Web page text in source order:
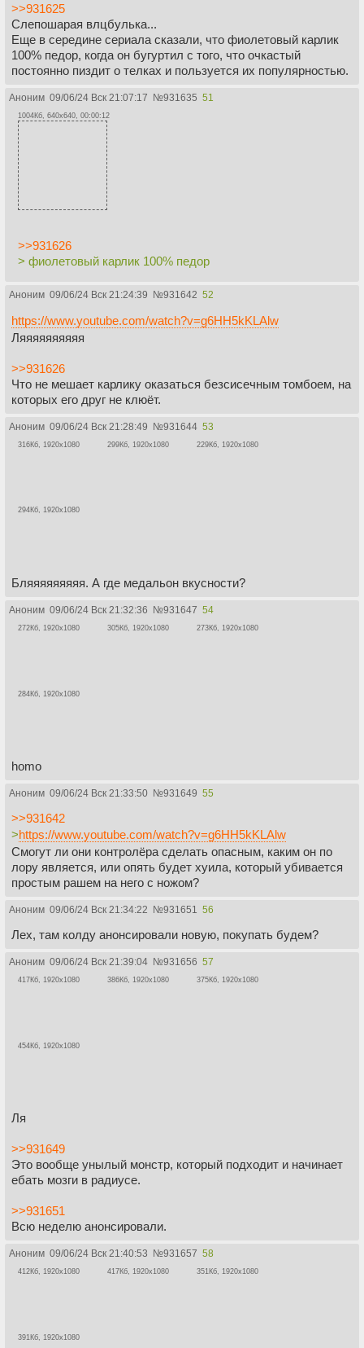
>>931625
Слепошарая влцбулька...
Еще в середине сериала сказали, что фиолетовый карлик
100% педор, когда он бугуртил с того, что очкастый
постоянно пиздит о телках и пользуется их популярностью.
Аноним 09/06/24 Вск 21:07:17 №931635 51
1004Кб, 640x640, 00:00:12
>>931626
> фиолетовый карлик 100% педор
Аноним 09/06/24 Вск 21:24:39 №931642 52
https://www.youtube.com/watch?v=g6HH5kKLAlw
Ляяяяяяяяяя
>>931626
Что не мешает карлику оказаться безсисечным томбоем, на
которых его друг не клюёт.
Аноним 09/06/24 Вск 21:28:49 №931644 53
316Кб, 1920x1080 299Кб, 1920x1080 229Кб, 1920x1080
294Кб, 1920x1080
Бляяяяяяяяя. А где медальон вкусности?
Аноним 09/06/24 Вск 21:32:36 №931647 54
272Кб, 1920x1080 305Кб, 1920x1080 273Кб, 1920x1080
284Кб, 1920x1080
homo
Аноним 09/06/24 Вск 21:33:50 №931649 55
>>931642
>https://www.youtube.com/watch?v=g6HH5kKLAlw
Смогут ли они контролёра сделать опасным, каким он по
лору является, или опять будет хуила, который убивается
простым рашем на него с ножом?
Аноним 09/06/24 Вск 21:34:22 №931651 56
Лех, там колду анонсировали новую, покупать будем?
Аноним 09/06/24 Вск 21:39:04 №931656 57
417Кб, 1920x1080 386Кб, 1920x1080 375Кб, 1920x1080
454Кб, 1920x1080
Ля
>>931649
Это вообще унылый монстр, который подходит и начинает
ебать мозги в радиусе.
>>931651
Всю неделю анонсировали.
Аноним 09/06/24 Вск 21:40:53 №931657 58
412Кб, 1920x1080 417Кб, 1920x1080 351Кб, 1920x1080
391Кб, 1920x1080